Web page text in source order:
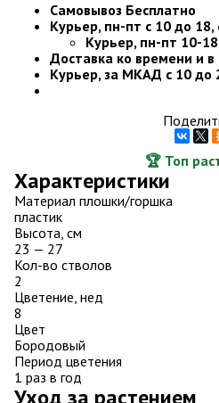
Самовывоз Бесплатно
Курьер, пн-пт с 10 до 18,
Курьер, пн-пт
Доставка ко времени и
Курьер, за МКАД с 10 до
🏆 Топ
Характеристики
Материал плошки/горшка
пластик
Высота, см
23 — 27
Кол-во стволов
2
Цветение, нед
8
Цвет
Бородовый
Период цветения
1 раз в год
Уход за растением